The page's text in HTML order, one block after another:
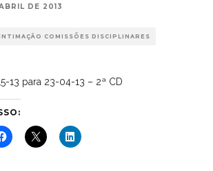
DE 2013
COMISSÕES DISCIPLINARES
13 para 23-04-13 – 2ª CD